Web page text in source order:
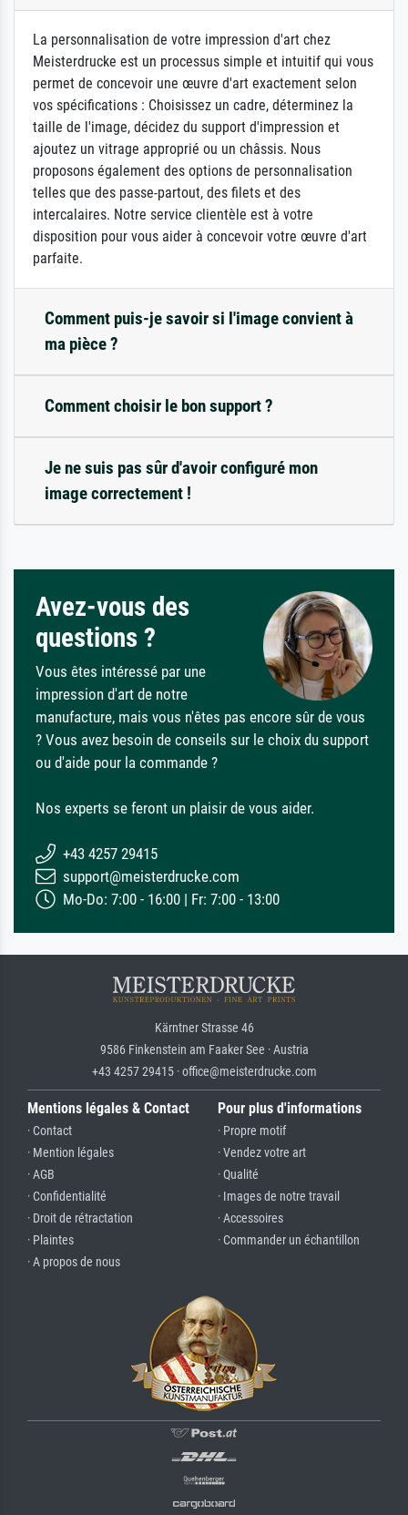
La personnalisation de votre impression d'art chez
Meisterdrucke est un processus simple et intuitif qui vous
permet de concevoir une œuvre d'art exactement selon
vos spécifications : Choisissez un cadre, déterminez la
taille de l'image, décidez du support d'impression et
ajoutez un vitrage approprié ou un châssis. Nous
proposons également des options de personnalisation
telles que des passe-partout, des filets et des
intercalaires. Notre service clientèle est à votre
disposition pour vous aider à concevoir votre œuvre d'art
parfaite.
Comment puis-je savoir si l'image convient à
ma pièce ?
Comment choisir le bon support ?
Je ne suis pas sûr d'avoir configuré mon
image correctement !
Avez-vous des
questions ?
Vous êtes intéressé par une
impression d'art de notre
manufacture, mais vous n'êtes pas encore sûr de vous
? Vous avez besoin de conseils sur le choix du support
ou d'aide pour la commande ?
Nos experts se feront un plaisir de vous aider.
+43 4257 29415
support@meisterdrucke.com
Mo-Do: 7:00 - 16:00 | Fr: 7:00 - 13:00
Kärntner Strasse 46
9586 Finkenstein am Faaker See · Austria
+43 4257 29415 · office@meisterdrucke.com
Mentions légales & Contact
· Contact
· Mention légales
· AGB
· Confidentialité
· Droit de rétractation
· Plaintes
· A propos de nous
Pour plus d'informations
· Propre motif
· Vendez votre art
· Qualité
· Images de notre travail
· Accessoires
· Commander un échantillon